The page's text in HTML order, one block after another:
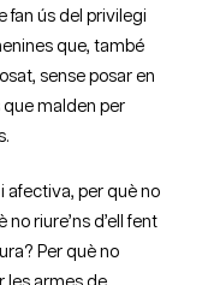
fan ús del privilegi
que, també
sense posar en
que malden per
afectiva, per què no
riure’ns d’ell fent
Per què no